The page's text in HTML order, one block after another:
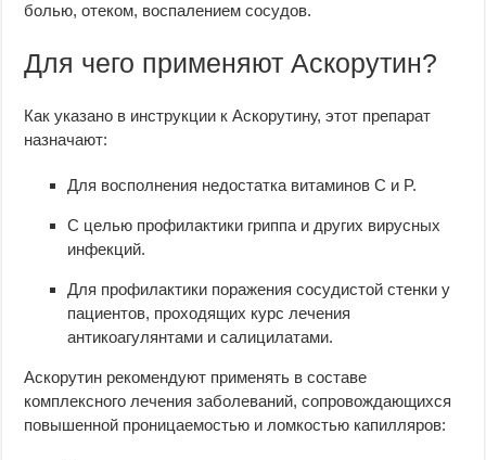
болью, отеком, воспалением сосудов.
Для чего применяют Аскорутин?
Как указано в инструкции к Аскорутину, этот препарат
назначают:
Для восполнения недостатка витаминов C и P.
С целью профилактики гриппа и других вирусных
инфекций.
Для профилактики поражения сосудистой стенки у
пациентов, проходящих курс лечения
антикоагулянтами и салицилатами.
Аскорутин рекомендуют применять в составе
комплексного лечения заболеваний, сопровождающихся
повышенной проницаемостью и ломкостью капилляров: